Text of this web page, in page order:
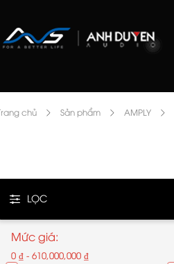
Trang chủ Sản phẩm AMPLY
LỌC
Mức giá:
0 ₫ - 610,000,000 ₫